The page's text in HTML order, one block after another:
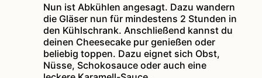
Nun ist Abkühlen angesagt. Dazu wandern
die Gläser nun für mindestens 2 Stunden in
den Kühlschrank. Anschließend kannst du
deinen Cheesecake pur genießen oder
beliebig toppen. Dazu eignet sich Obst,
Nüsse, Schokosauce oder auch eine